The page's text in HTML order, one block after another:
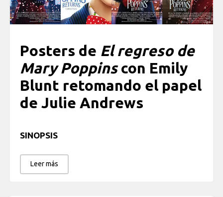
Posters de El regreso de
Mary Poppinscon Emily
Blunt retomando el papel
de Julie Andrews
SINOPSIS
Leer más